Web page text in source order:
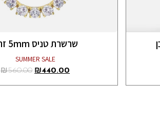
שרשרת טניס 5mm זהב
SUMMER SALE
₪440.00
₪560.00